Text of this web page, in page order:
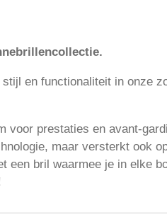
en functionaliteit in onze
voor prestaties en avant-
maar versterkt ook
een bril waarmee je in elke